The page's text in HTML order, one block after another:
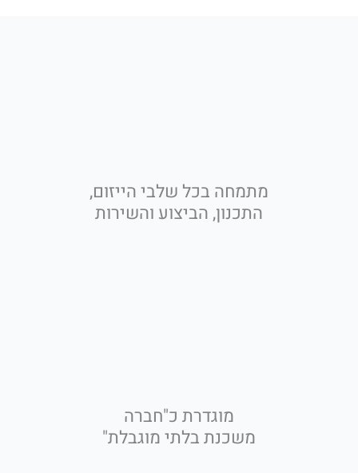
מתמחה בכל שלבי הייזום,
התכנון, הביצוע והשירות
מוגדרת כ"חברה
משכנת בלתי מוגבלת"